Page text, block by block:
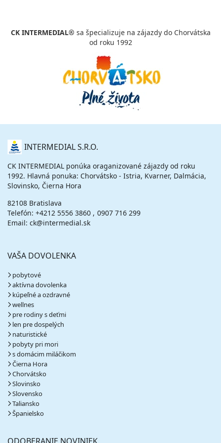
24.09. - 29.09.26 štvrtok - utorok
vypočítať cenu
sobota - sobota
vlastná
29.09. - 04.10.26 utorok - nedeľa
384 €
cena za 6 dní (5 nocí)
CK INTERMEDIAL® sa špecializuje na zájazdy do Chorvátska
od roku 1992
O
NÁS INTERMEDIAL S.R.O.
CK INTERMEDIAL ponúka oraganizované zájazdy od roku
1992. Hlavná ponuka: Chorvátsko - Istria, Kvarner, Dalmácia,
Slovinsko, Čierna Hora
82108 Bratislava
Telefón: +4212 5556 3860
0907 716 299
Email: ck@intermedial.sk
VAŠA DOVOLENKA
pobytové
aktívna dovolenka
kúpeľné a ozdravné
wellnes
pre rodiny s deťmi
len pre dospelých
naturistické
pobyty pri mori
s domácim miláčikom
Čierna Hora
Chorvátsko
Slovinsko
Slovensko
Taliansko
Španielsko